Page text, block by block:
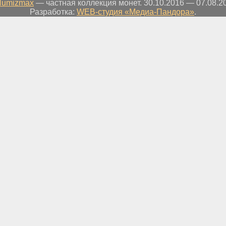
— частная коллекция монет. 30.10.2016 —
Разработка: WEB-студия «Медиа-Пандора».